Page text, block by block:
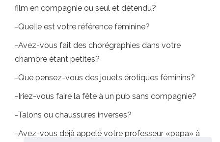
film en compagnie ou seul et détendu?
-Quelle est votre référence féminine?
-Avez-vous fait des chorégraphies dans votre
chambre étant petites?
-Que pensez-vous des jouets érotiques féminins?
-Iriez-vous faire la fête à un pub sans compagnie?
-Talons ou chaussures inverses?
-Avez-vous déjà appelé votre professeur «papa» à